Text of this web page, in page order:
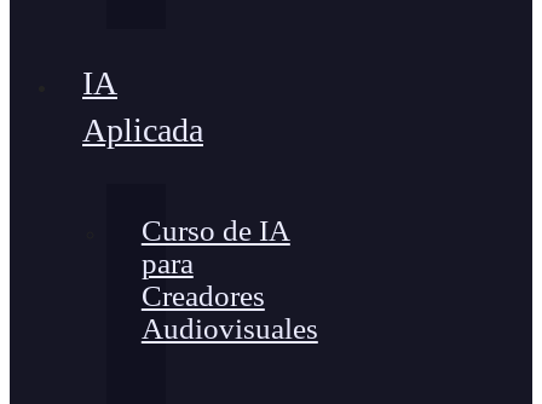
IA
Aplicada
Curso de IA
para
Creadores
Audiovisuales